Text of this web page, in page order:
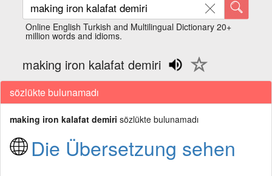
Online English Turkish and Multilingual Dictionary 20+
million words and idioms.
making iron kalafat demiri
sözlükte bulunamadı
making iron kalafat demiri sözlükte bulunamadı
Die Übersetzung sehen